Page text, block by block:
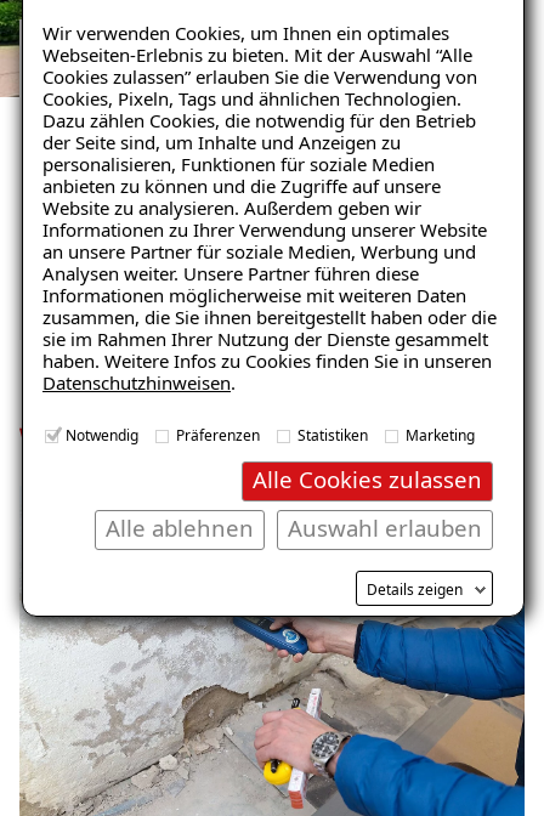
Wir verwenden Cookies, um Ihnen ein optimales
Webseiten-Erlebnis zu bieten. Mit der Auswahl “Alle
Cookies zulassen” erlauben Sie die Verwendung von
Cookies, Pixeln, Tags und ähnlichen Technologien.
Dazu zählen Cookies, die notwendig für den Betrieb
der Seite sind, um Inhalte und Anzeigen zu
personalisieren, Funktionen für soziale Medien
anbieten zu können und die Zugriffe auf unsere
Website zu analysieren. Außerdem geben wir
Informationen zu Ihrer Verwendung unserer Website
an unsere Partner für soziale Medien, Werbung und
Analysen weiter. Unsere Partner führen diese
Informationen möglicherweise mit weiteren Daten
zusammen, die Sie ihnen bereitgestellt haben oder die
sie im Rahmen Ihrer Nutzung der Dienste gesammelt
haben. Weitere Infos zu Cookies finden Sie in unseren
Datenschutzhinweisen.
Notwendig Präferenzen Statistiken Marketing
Alle Cookies zulassen
Auswahl erlauben
Alle ablehnen
Details zeigen
REFERENZEN ZU
FEUCHTIGKEITSSCHÄDEN
Unsere zufriedenen
Kunden im Raum Bern
Mehr erfahren
Was kostet eine Sanierung?